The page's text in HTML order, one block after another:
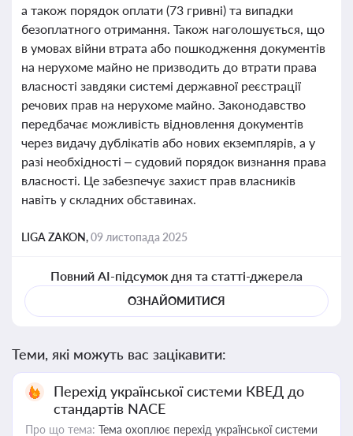
а також порядок оплати (73 гривні) та випадки
безоплатного отримання. Також наголошується, що
в умовах війни втрата або пошкодження документів
на нерухоме майно не призводить до втрати права
власності завдяки системі державної реєстрації
речових прав на нерухоме майно. Законодавство
передбачає можливість відновлення документів
через видачу дублікатів або нових екземплярів, а у
разі необхідності – судовий порядок визнання права
власності. Це забезпечує захист прав власників
навіть у складних обставинах.
LIGA ZAKON,09 листопада 2025
Повний AI-підсумок дня та статті-джерела
ОЗНАЙОМИТИСЯ
Теми, які можуть вас зацікавити:
Перехід української системи КВЕД до
стандартів NACE
Про що тема: Тема охоплює перехід української системи